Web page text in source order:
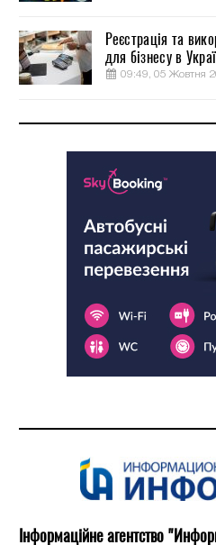
Реєстрація та
для бізнесу в
09:49, 05 Жовтня
Інформаційне агентство